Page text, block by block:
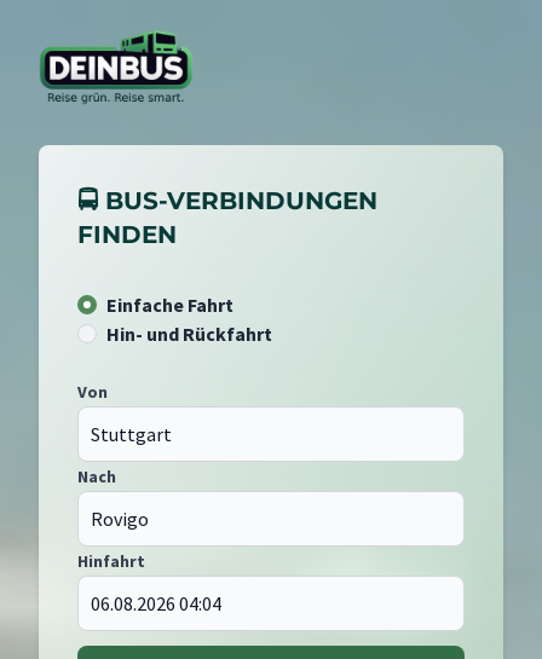
🚍 BUS-VERBINDUNGEN
FINDEN
Einfache Fahrt
Hin- und Rückfahrt
Von
Nach
Hinfahrt